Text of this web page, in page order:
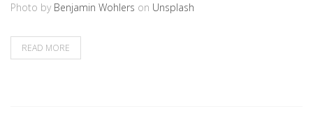
Photo by Benjamin Wohlers on Unsplash
READ MORE